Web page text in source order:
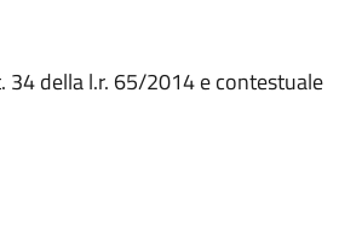
34 della l.r. 65/2014 e contestuale